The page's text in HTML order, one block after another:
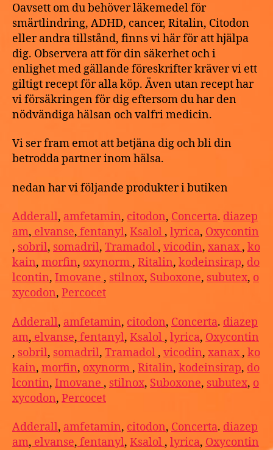
Oavsett om du behöver läkemedel för
smärtlindring, ADHD, cancer, Ritalin, Citodon
eller andra tillstånd, finns vi här för att hjälpa
dig. Observera att för din säkerhet och i
enlighet med gällande föreskrifter kräver vi ett
giltigt recept för alla köp. Även utan recept har
vi försäkringen för dig eftersom du har den
nödvändiga hälsan och valfri medicin.
Vi ser fram emot att betjäna dig och bli din
betrodda partner inom hälsa.
nedan har vi följande produkter i butiken
Adderall, amfetamin, citodon, Concerta. diazep
am, elvanse, fentanyl, Ksalol , lyrica, Oxycontin
, sobril, somadril, Tramadol , vicodin, xanax, ko
kain, morfin, oxynorm , Ritalin, kodeinsirap, do
lcontin, Imovane , stilnox, Suboxone, subutex, o
xycodon, Percocet
Adderall, amfetamin, citodon, Concerta. diazep
am, elvanse, fentanyl, Ksalol , lyrica, Oxycontin
, sobril, somadril, Tramadol , vicodin, xanax, ko
kain, morfin, oxynorm , Ritalin, kodeinsirap, do
lcontin, Imovane , stilnox, Suboxone, subutex, o
xycodon, Percocet
Adderall, amfetamin, citodon, Concerta. diazep
am, elvanse, fentanyl, Ksalol , lyrica, Oxycontin